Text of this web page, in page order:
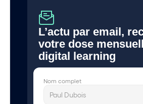
L’actu par email,
votre dose
digital learning
Nom complet